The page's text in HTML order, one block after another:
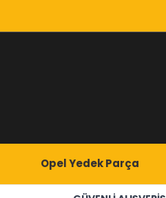
Opel Yedek Parça